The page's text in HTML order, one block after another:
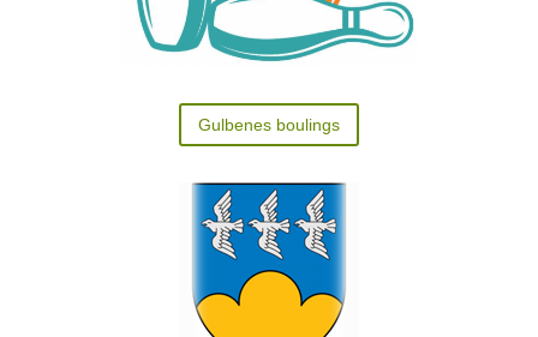
Gulbenes boulings